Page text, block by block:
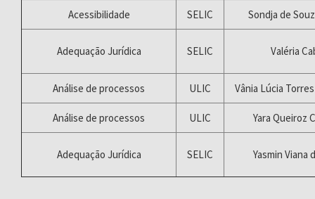
Acessibilidade SELIC Sondja de
Adequação Jurídica SELIC Valéria
Análise de processos ULIC Vânia Lúcia
Análise de processos ULIC Yara Queiroz
Adequação Jurídica SELIC Yasmin Viana